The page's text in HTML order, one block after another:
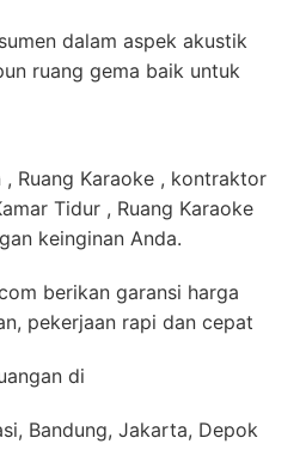
dalam aspek akustik
ruang gema baik untuk
Ruang Karaoke , kontraktor
Tidur , Ruang Karaoke
keinginan Anda.
berikan garansi harga
pekerjaan rapi dan cepat
di
Bandung, Jakarta, Depok